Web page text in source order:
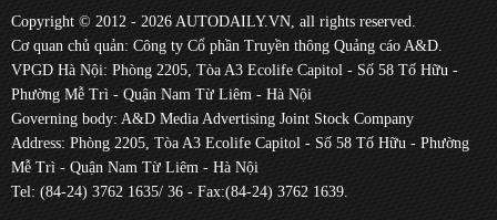
Copyright © 2012 - 2026 AUTODAILY.VN, all rights reserved.
Cơ quan chủ quản: Công ty Cổ phần Truyền thông Quảng cáo A&D.
VPGD Hà Nội: Phòng 2205, Tòa A3 Ecolife Capitol - Số 58 Tố Hữu -
Phường Mễ Trì - Quận Nam Từ Liêm - Hà Nội
Governing body: A&D Media Advertising Joint Stock Company
Address: Phòng 2205, Tòa A3 Ecolife Capitol - Số 58 Tố Hữu - Phường
Mễ Trì - Quận Nam Từ Liêm - Hà Nội
Tel: (84-24) 3762 1635/ 36 - Fax:(84-24) 3762 1639.